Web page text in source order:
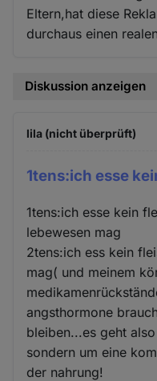
Eltern,hat diese
durchaus einen
Diskussion anzeigen
lila (nicht überprüft)
1tens:ich esse
1tens:ich esse kein
lebewesen mag
2tens:ich ess kein
mag( und meinem
angsthormone
bleiben...es geht
sondern um eine
der nahrung!